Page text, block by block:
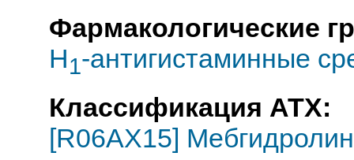
Фармакологические
H1-антигистаминные
Классификация АТХ:
[R06AX15] Мебгидролин